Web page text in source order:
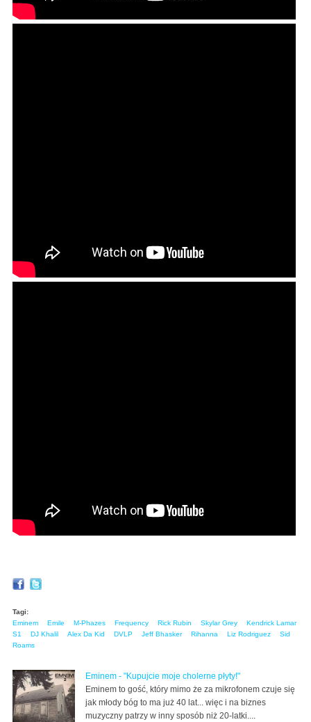
Tagi:
Eminem
Emile M-Phazes Frequency Rick Rubin Skylar Grey
Kendrick Lamar
S1
DJ Khalil Alex Da Kid DVLP Jeff Bhasker Rihanna Liz Rodriguez
Sid
Roams
Eminem - "Kupujcie moje cholerne płyty!"
Eminem to gość, który mimo że za mikrofonem czuje się
jak młody bóg to ma już 40 lat... więc i na biznes
muzyczny patrzy w inny sposób niż 20-latki....